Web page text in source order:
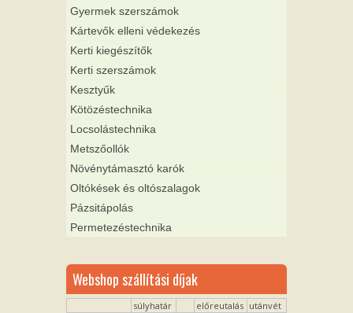
Gyermek szerszámok
Kártevők elleni védekezés
Kerti kiegészítők
Kerti szerszámok
Kesztyűk
Kötözéstechnika
Locsolástechnika
Metszőollók
Növénytámasztó karók
Oltókések és oltószalagok
Pázsitápolás
Permetezéstechnika
Webshop szállítási díjak
súlyhatár előreutalás utánvét